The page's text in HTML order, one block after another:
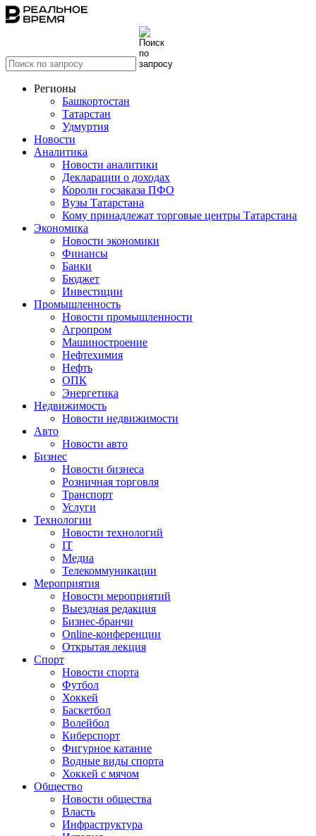
Регионы
Башкортостан
Татарстан
Удмуртия
Новости
Аналитика
Новости аналитики
Декларации о доходах
Короли госзаказа ПФО
Вузы Татарстана
Кому принадлежат торговые центры Татарстана
Экономика
Новости экономики
Финансы
Банки
Бюджет
Инвестиции
Промышленность
Новости промышленности
Агропром
Машиностроение
Нефтехимия
Нефть
ОПК
Энергетика
Недвижимость
Новости недвижимости
Авто
Новости авто
Бизнес
Новости бизнеса
Розничная торговля
Транспорт
Услуги
Технологии
Новости технологий
IT
Медиа
Телекоммуникации
Мероприятия
Новости мероприятий
Выездная редакция
Бизнес-бранчи
Online-конференции
Открытая лекция
Спорт
Новости спорта
Футбол
Хоккей
Баскетбол
Волейбол
Киберспорт
Фигурное катание
Водные виды спорта
Хоккей с мячом
Общество
Новости общества
Власть
Инфраструктура